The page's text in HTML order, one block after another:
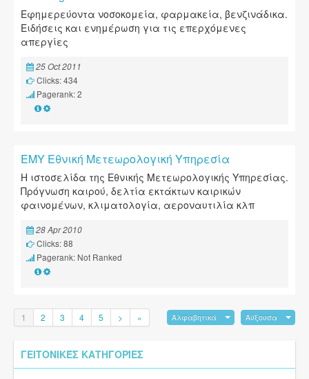
Εφημερεύοντα νοσοκομεία, φαρμακεία, βενζινάδικα.
Ειδήσεις και ενημέρωση για τις επερχόμενες
απεργίες
25 Oct 2011
Clicks: 434
Pagerank: 2
EMY Εθνική Μετεωρολογική Υπηρεσία
Η ιστοσελίδα της Εθνικής Μετεωρολογικής Υπηρεσίας.
Πρόγνωση καιρού, δελτία εκτάκτων καιρικών
φαινομένων, κλιματολογία, αεροναυτιλία κλπ
28 Apr 2010
Clicks: 88
Pagerank: Not Ranked
Αλφαβητικά Αύξουσα
1 2 3 4 5 > »
ΓΕΙΤΟΝΙΚΈΣ ΚΑΤΗΓΟΡΊΕΣ